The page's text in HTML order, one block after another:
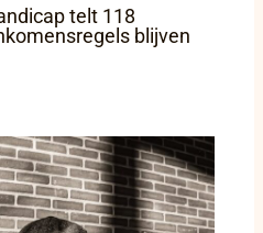
telt 118
blijven